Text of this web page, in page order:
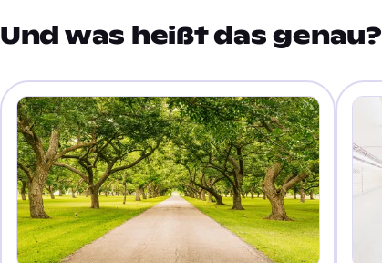
Und was heißt das genau?